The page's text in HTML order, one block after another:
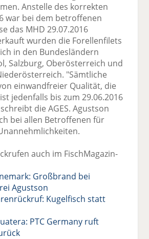
il
e
n
e
n
d
n
Anstelle des korrekten
war bei dem betroffenen
das MHD 29.07.2016
wurden die Forellenfilets
in den Bundesländern
Salzburg, Oberösterreich und
"Sämtliche
einwandfreier Qualität, die
jedenfalls bis zum 29.06.2016
die AGES. Agustson
bei allen Betroffenen für
auch im FischMagazin-
Großbrand bei
Agustson
Kugelfisch statt
PTC Germany ruft